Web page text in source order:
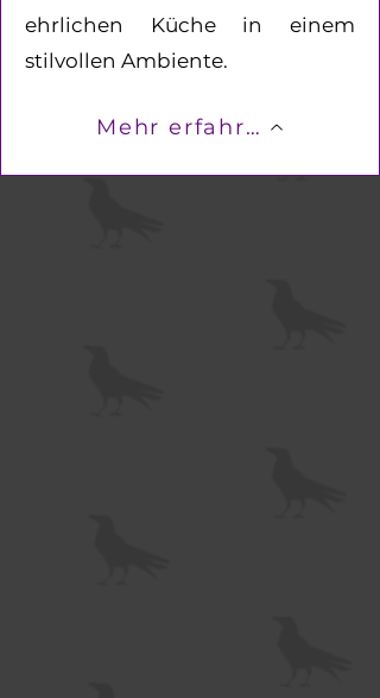
ehrlichen Küche in einem
stilvollen Ambiente.
Mehr erfahren